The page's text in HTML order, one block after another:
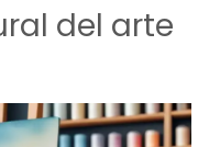
del arte